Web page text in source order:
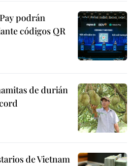
podrán
códigos QR
de durián
de Vietnam